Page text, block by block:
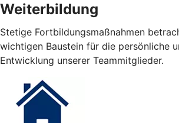
Weiterbildung
Stetige Fortbildungsmaßnahmen
wichtigen Baustein für die persönliche
Entwicklung unserer Teammitglieder.